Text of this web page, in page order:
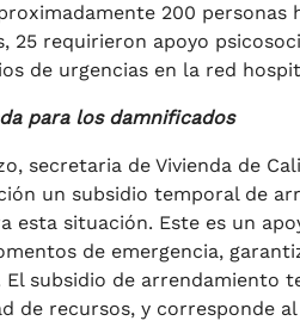
200
25 requirieron apoyo
de urgencias en la red
para los damnificados
secretaria de Vivienda de
un subsidio temporal de
esta situación. Este es un
de emergencia,
subsidio de arrendamiento
de recursos, y corresponde